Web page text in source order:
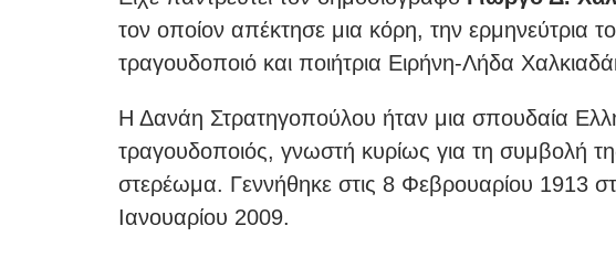
τον οποίον απέκτησε μια κόρη, την ερμηνεύτρια
τραγουδοποιό και ποιήτρια Ειρήνη-Λήδα
Η Δανάη Στρατηγοπούλου ήταν μια σπουδαία
τραγουδοποιός, γνωστή κυρίως για τη συμβολή
στερέωμα. Γεννήθηκε στις 8 Φεβρουαρίου 1913
Ιανουαρίου 2009.